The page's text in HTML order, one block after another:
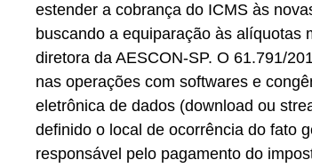
estender a cobrança do ICMS às
buscando a equiparação às alíquotas
diretora da AESCON-SP. O 61.791/
nas operações com softwares e
eletrônica de dados (download ou
definido o local de ocorrência do fato
responsável pelo pagamento do